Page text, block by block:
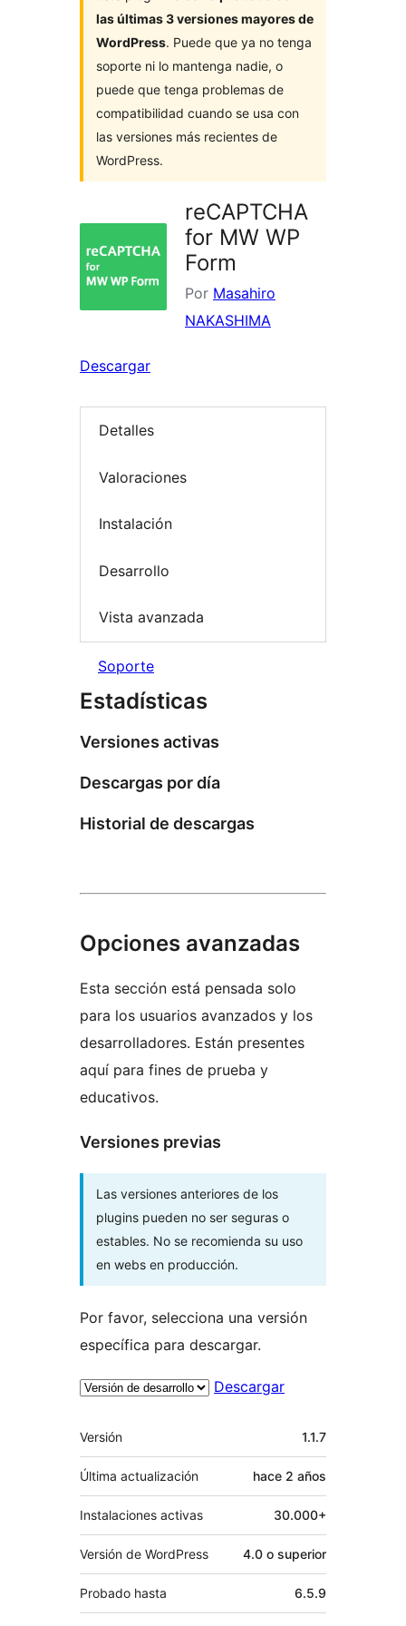
las últimas 3 versiones mayores de
WordPress. Puede que ya no tenga
soporte ni lo mantenga nadie, o
puede que tenga problemas de
compatibilidad cuando se usa con
las versiones más recientes de
WordPress.
reCAPTCHA
for MW WP
Form
Por Masahiro
NAKASHIMA
Descargar
Detalles
Valoraciones
Instalación
Desarrollo
Vista avanzada
Soporte
Estadísticas
Versiones activas
Descargas por día
Historial de descargas
Opciones avanzadas
Esta sección está pensada solo
para los usuarios avanzados y los
desarrolladores. Están presentes
aquí para fines de prueba y
educativos.
Versiones previas
Las versiones anteriores de los
plugins pueden no ser seguras o
estables. No se recomienda su uso
en webs en producción.
Por favor, selecciona una versión
específica para descargar.
Descargar
Meta
Versión 1.1.7
Última actualización hace 2 años
Instalaciones activas 30.000+
Versión de WordPress 4.0 o superior
Probado hasta 6.5.9